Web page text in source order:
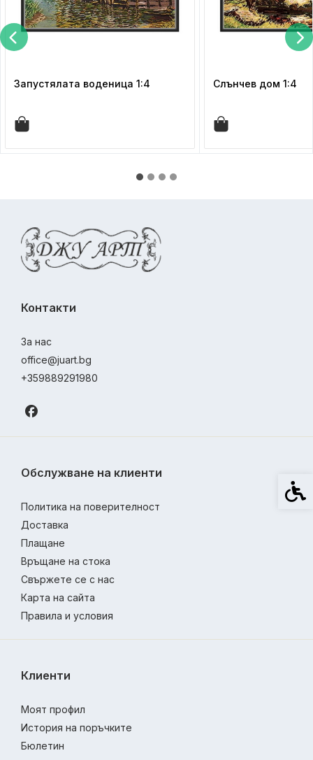
Запустялата воденица 1:4 Слънчев дом 1:4
Контакти
За нас
office@juart.bg
+359889291980
Обслужване на клиенти
Политика на поверителност
Доставка
Плащане
Връщане на стока
Свържете се с нас
Карта на сайта
Правила и условия
Клиенти
Моят профил
История на поръчките
Бюлетин